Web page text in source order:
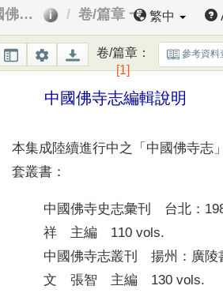
GAa001 中國佛寺志編輯說明 卷/篇章 一 繁中
卷/篇章：
[1]
參考資料
中國佛寺志編輯說明
本集成陸續進行中之 「 中國佛寺志
套叢書 ：
中國佛寺史志彙刊 台北 ：
祥 主編 110 vols.
中國佛寺志叢刊 揚州 ： 廣
文 張智 主編 130 vols.